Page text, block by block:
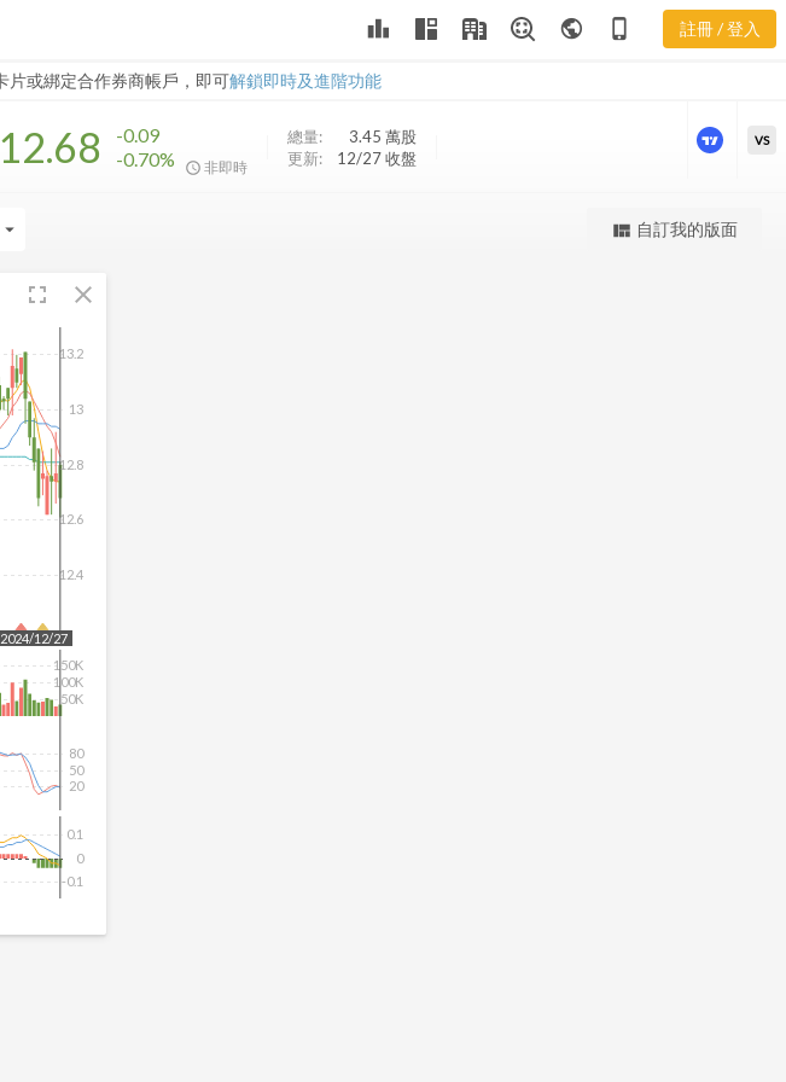
leaderboard public phone_iphone 註冊 / 登入
片或綁定合作券商帳戶，即可解鎖即時及進階功能
BGX 股價K線
12.68
-0.09
-0.70%
非即時
總量: 3.45 萬股
更新:
12/27 收盤
更強大的進階價量圖表
VS
arrow_drop_down view_quilt 自訂我的版面
fullscreen close
04
12.4
12.6
12.8
13
13.2
2024/12/27
50K
100K
150K
20
50
80
-0.1
0
0.1